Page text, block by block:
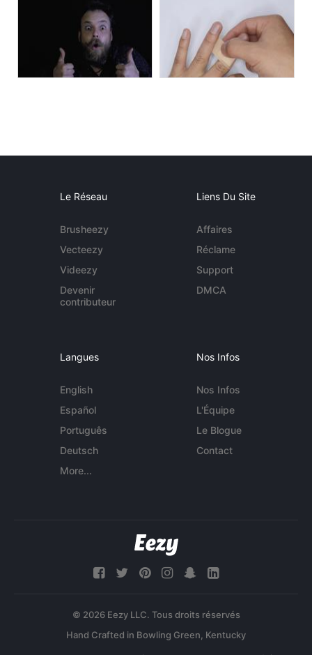
Le Réseau
Brusheezy
Vecteezy
Videezy
Devenir
contributeur
Liens Du Site
Affaires
Réclame
Support
DMCA
Langues
English
Español
Português
Deutsch
More...
Nos Infos
Nos Infos
L'Équipe
Le Blogue
Contact
© 2026 Eezy LLC. Tous droits réservés